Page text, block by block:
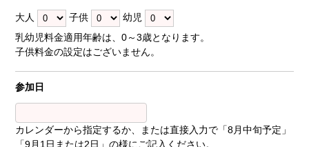
大人 子供
幼児
乳幼児料金適用年齢は、0～3歳となります。
子供料金の設定はございません。
参加日
カレンダーから指定するか、または直接入力で「8月中旬予定」
「9月1日または2日」の様にご記入ください。